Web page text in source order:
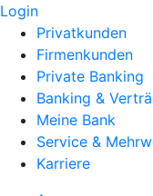
Login
Privatkunden
Firmenkunden
Private Banking
Banking &
Meine Bank
Service &
Karriere